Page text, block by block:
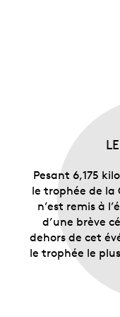
Pesant 6,175
le trophée de la
n’est remis à
d’une brève
dehors de cet
le trophée le